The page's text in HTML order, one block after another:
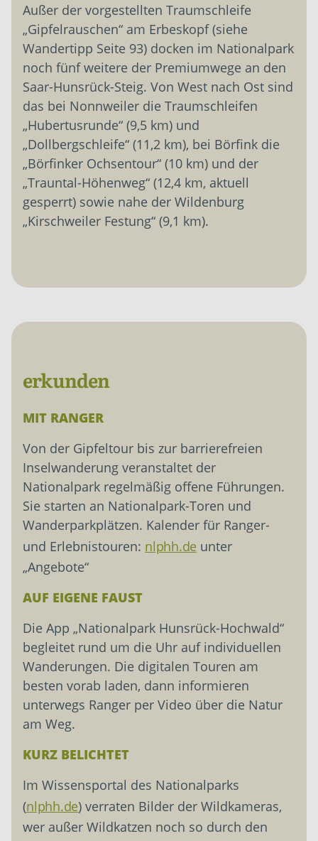
Außer der vorgestellten Traumschleife
„Gipfelrauschen“ am Erbeskopf (siehe
Wandertipp Seite 93) docken im Nationalpark
noch fünf weitere der Premiumwege an den
Saar-Hunsrück-Steig. Von West nach Ost sind
das bei Nonnweiler die Traumschleifen
„Hubertusrunde“ (9,5 km) und
„Dollbergschleife“ (11,2 km), bei Börfink die
„Börfinker Ochsentour“ (10 km) und der
„Trauntal-Höhenweg“ (12,4 km, aktuell
gesperrt) sowie nahe der Wildenburg
„Kirschweiler Festung“ (9,1 km).
erkunden
MIT RANGER
Von der Gipfeltour bis zur barrierefreien
Inselwanderung veranstaltet der
Nationalpark regelmäßig offene Führungen.
Sie starten an Nationalpark-Toren und
Wanderparkplätzen. Kalender für Ranger-
und Erlebnistouren: nlphh.de unter
„Angebote“
AUF EIGENE FAUST
Die App „Nationalpark Hunsrück-Hochwald“
begleitet rund um die Uhr auf individuellen
Wanderungen. Die digitalen Touren am
besten vorab laden, dann informieren
unterwegs Ranger per Video über die Natur
am Weg.
KURZ BELICHTET
Im Wissensportal des Nationalparks
(nlphh.de) verraten Bilder der Wildkameras,
wer außer Wildkatzen noch so durch den